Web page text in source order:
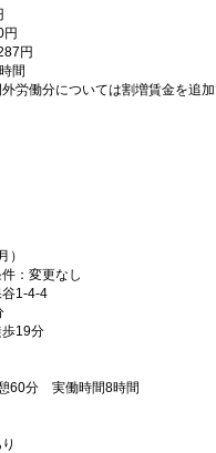
円
間
労働分については割増賃金を追
）
：変更なし
1-4-4
19分
60分 実働時間8時間